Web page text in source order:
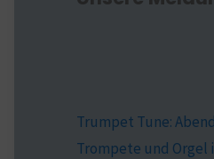
Trumpet Tune:
Trompete und Orgel